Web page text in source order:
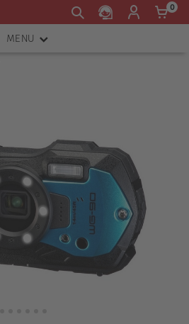
0
MENU